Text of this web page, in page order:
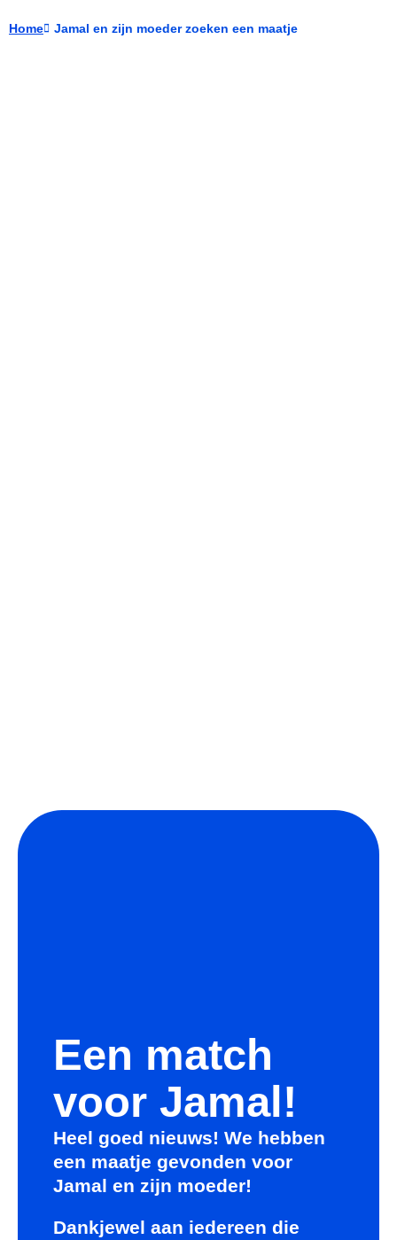
Home Jamal en zijn moeder zoeken een maatje
Een match
voor Jamal!
Heel goed nieuws! We hebben
een maatje gevonden voor
Jamal en zijn moeder!
Dankjewel aan iedereen die